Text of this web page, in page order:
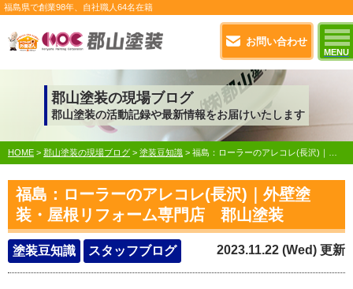
お問い合わせ
MENU
福島県で創業98年 、自社職人 64名在籍
郡山塗装の現場ブログ
郡山塗装の活動記録や最新情報をお届けいたします
HOME > 郡山塗装の現場ブログ > 塗装豆知識 > 福島：ローラーのアレコレ(長沢)｜外壁塗装・屋根リフォーム専門店 郡山塗装
福島：ローラーのアレコレ(長沢)｜外壁塗
装・屋根リフォーム専門店 郡山塗装
塗装豆知識 スタッフブログ 2023.11.22 (Wed) 更新